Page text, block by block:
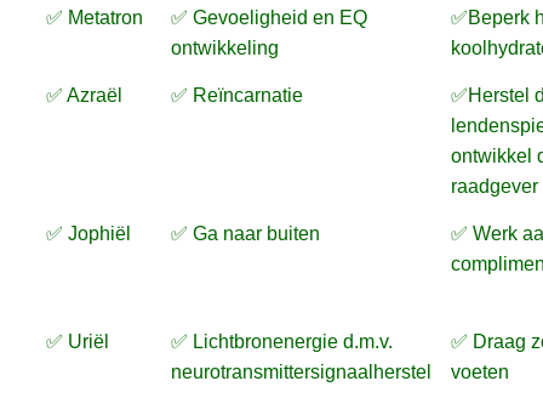
✅ Metatron
✅ Gevoeligheid en EQ
ontwikkeling
✅Beperk
✅ Azraël ✅ Reïncarnatie
✅Herstel
ontwikkel
raadgever
✅ Jophiël ✅ Ga naar buiten
✅ Werk
✅ Uriël
✅ Lichtbronenergie d.m.v.
neurotransmittersignaalherstel
✅ Draag
voeten